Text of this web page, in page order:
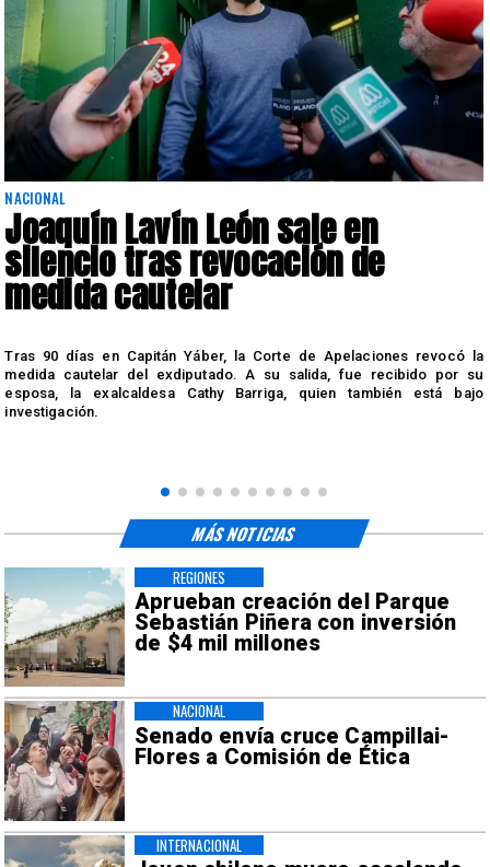
NACIONAL
Joaquín Lavín León sale en
silencio tras revocación de
medida cautelar
Tras 90 días en Capitán Yáber, la Corte de Apelaciones revocó la
medida cautelar del exdiputado. A su salida, fue recibido por su
esposa, la exalcaldesa Cathy Barriga, quien también está bajo
investigación.
Aprueban creación del Parque
Sebastián Piñera con inversión
de $4 mil millones
REGIONES
Senado envía cruce Campillai-
Flores a Comisión de Ética
NACIONAL
INTERNACIONAL
MÁS NOTICIAS